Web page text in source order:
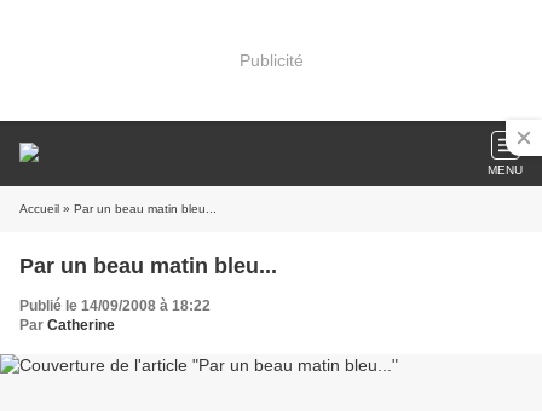
Publicité
MENU
Accueil » Par un beau matin bleu...
Par un beau matin bleu...
Publié le 14/09/2008 à 18:22
Par Catherine